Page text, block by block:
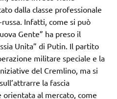
dalla classe professionale
Infatti, come si può
Gente” ha preso il
Unita” di Putin. Il partito
militare speciale e la
del Cremlino, ma si
la fascia
al mercato, come